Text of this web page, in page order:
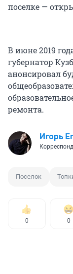
поселке —
В июне 2019
губернатор
анонсировал
ремонта.
Игорь
Поселок
0 0